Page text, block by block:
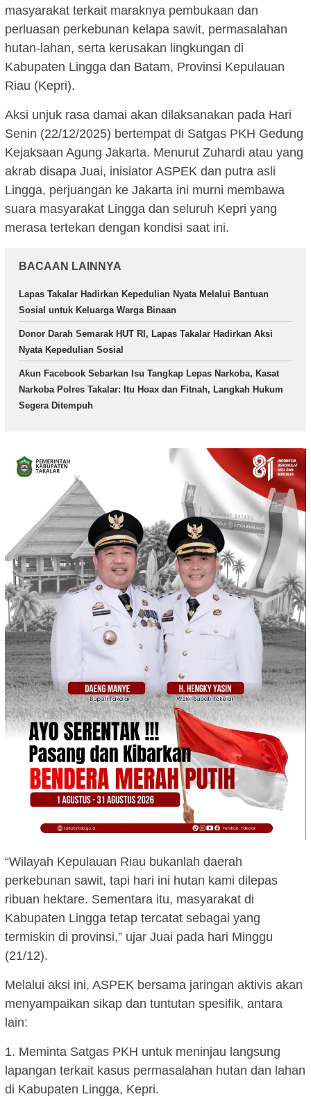
masyarakat terkait maraknya pembukaan dan
perluasan perkebunan kelapa sawit, permasalahan
hutan-lahan, serta kerusakan lingkungan di
Kabupaten Lingga dan Batam, Provinsi Kepulauan
Riau (Kepri).
Aksi unjuk rasa damai akan dilaksanakan pada Hari
Senin (22/12/2025) bertempat di Satgas PKH Gedung
Kejaksaan Agung Jakarta. Menurut Zuhardi atau yang
akrab disapa Juai, inisiator ASPEK dan putra asli
Lingga, perjuangan ke Jakarta ini murni membawa
suara masyarakat Lingga dan seluruh Kepri yang
merasa tertekan dengan kondisi saat ini.
BACAAN LAINNYA
Lapas Takalar Hadirkan Kepedulian Nyata Melalui Bantuan
Sosial untuk Keluarga Warga Binaan
Donor Darah Semarak HUT RI, Lapas Takalar Hadirkan Aksi
Nyata Kepedulian Sosial
Akun Facebook Sebarkan Isu Tangkap Lepas Narkoba, Kasat
Narkoba Polres Takalar: Itu Hoax dan Fitnah, Langkah Hukum
Segera Ditempuh
“Wilayah Kepulauan Riau bukanlah daerah
perkebunan sawit, tapi hari ini hutan kami dilepas
ribuan hektare. Sementara itu, masyarakat di
Kabupaten Lingga tetap tercatat sebagai yang
termiskin di provinsi,” ujar Juai pada hari Minggu
(21/12).
Melalui aksi ini, ASPEK bersama jaringan aktivis akan
menyampaikan sikap dan tuntutan spesifik, antara
lain:
1. Meminta Satgas PKH untuk meninjau langsung
lapangan terkait kasus permasalahan hutan dan lahan
di Kabupaten Lingga, Kepri.